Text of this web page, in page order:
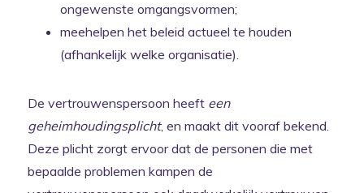
ongewenste omgangsvormen;
meehelpen het beleid actueel te houden
(afhankelijk welke organisatie).
De vertrouwenspersoon heeft een
geheimhoudingsplicht, en maakt dit vooraf bekend.
Deze plicht zorgt ervoor dat de personen die met
bepaalde problemen kampen de